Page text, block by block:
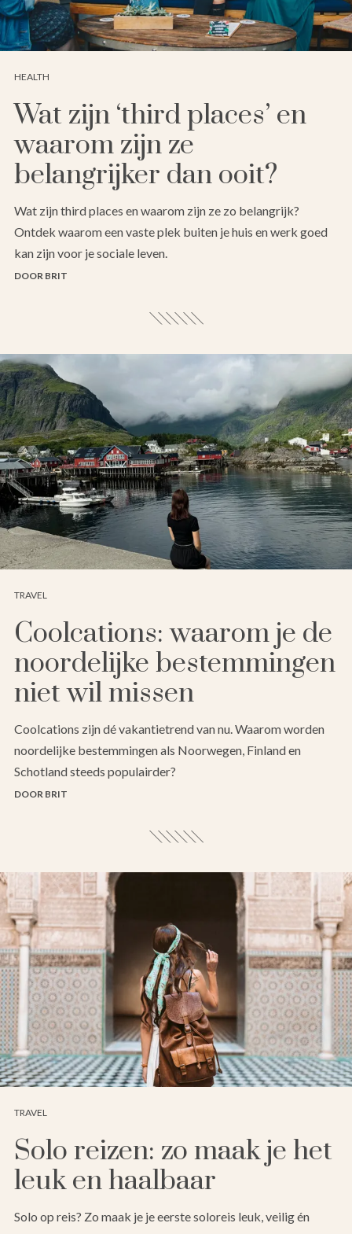
HEALTH
Wat zijn ‘third places’ en
waarom zijn ze
belangrijker dan ooit?
Wat zijn third places en waarom zijn ze zo belangrijk?
Ontdek waarom een vaste plek buiten je huis en werk goed
kan zijn voor je sociale leven.
DOOR BRIT
TRAVEL
Coolcations: waarom je de
noordelijke bestemmingen
niet wil missen
Coolcations zijn dé vakantietrend van nu. Waarom worden
noordelijke bestemmingen als Noorwegen, Finland en
Schotland steeds populairder?
DOOR BRIT
TRAVEL
Solo reizen: zo maak je het
leuk en haalbaar
Solo op reis? Zo maak je je eerste soloreis leuk, veilig én